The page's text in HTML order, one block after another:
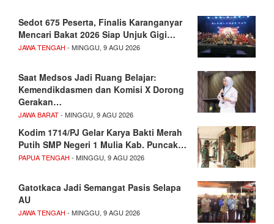
Sedot 675 Peserta, Finalis Karanganyar
Mencari Bakat 2026 Siap Unjuk Gigi…
JAWA TENGAH - MINGGU, 9 AGU 2026
Saat Medsos Jadi Ruang Belajar:
Kemendikdasmen dan Komisi X Dorong
Gerakan…
JAWA BARAT- MINGGU, 9 AGU 2026
Kodim 1714/PJ Gelar Karya Bakti Merah
Putih SMP Negeri 1 Mulia Kab. Puncak…
PAPUA TENGAH - MINGGU, 9 AGU 2026
Gatotkaca Jadi Semangat Pasis Selapa
AU
JAWA TENGAH - MINGGU, 9 AGU 2026